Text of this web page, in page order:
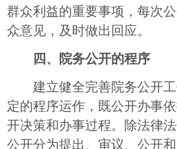
群众利益的重要事项，每次
众意见，及时做出回应。
四、院务公开的程序
建立健全完善院务公开工
定的程序运作，既公开办事
开决策和办事过程。除法律
公开分为提出、审议、公开